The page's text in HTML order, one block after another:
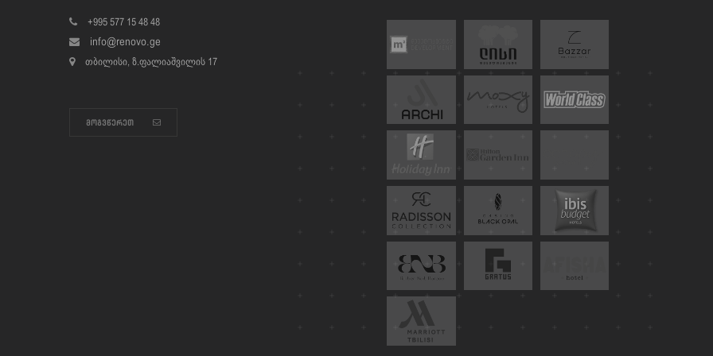
+995 577 15 48 48
info@renovo.ge
ᲗᲑᲘᲚᲘᲡᲘ, Ზ.ᲤᲐᲚᲘᲐᲨᲕᲘᲚᲘᲡ 17
ᲛᲝᲒᲕᲬᲔᲠᲔᲗ